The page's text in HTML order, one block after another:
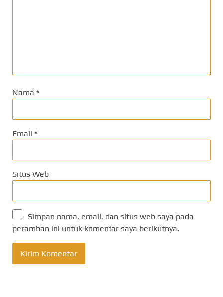
Nama *
Email *
Situs Web
Simpan nama, email, dan situs web saya pada
peramban ini untuk komentar saya berikutnya.